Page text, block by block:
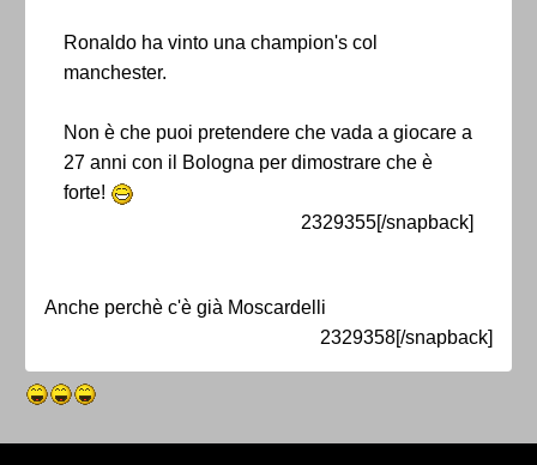
Ronaldo ha vinto una champion's col
manchester.
Non è che puoi pretendere che vada a giocare a
27 anni con il Bologna per dimostrare che è
forte!
2329355[/snapback]
Anche perchè c'è già Moscardelli
2329358[/snapback]